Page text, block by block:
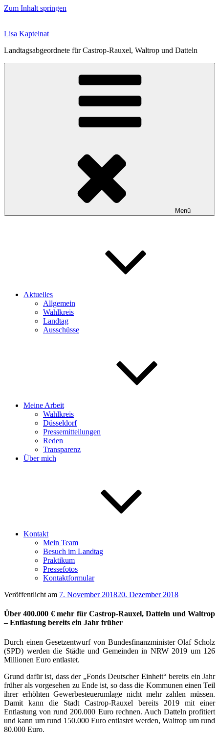
Zum Inhalt springen
Lisa Kapteinat
Landtagsabgeordnete für Castrop-Rauxel, Waltrop und Datteln
Menü
Aktuelles
Allgemein
Wahlkreis
Landtag
Ausschüsse
Meine Arbeit
Wahlkreis
Düsseldorf
Pressemitteilungen
Reden
Transparenz
Über mich
Kontakt
Mein Team
Besuch im Landtag
Praktikum
Pressefotos
Kontaktformular
Veröffentlicht am 7. November 201820. Dezember 2018
Über 400.000 € mehr für Castrop-Rauxel, Datteln und Waltrop
– Entlastung bereits ein Jahr früher
Durch einen Gesetzentwurf von Bundesfinanzminister Olaf Scholz
(SPD) werden die Städte und Gemeinden in NRW 2019 um 126
Millionen Euro entlastet.
Grund dafür ist, dass der „Fonds Deutscher Einheit“ bereits ein Jahr
früher als vorgesehen zu Ende ist, so dass die Kommunen einen Teil
ihrer erhöhten Gewerbesteuerumlage nicht mehr zahlen müssen.
Damit kann die Stadt Castrop-Rauxel bereits 2019 mit einer
Entlastung von rund 200.000 Euro rechnen. Auch Datteln profitiert
und kann um rund 150.000 Euro entlastet werden, Waltrop um rund
80.000 Euro.